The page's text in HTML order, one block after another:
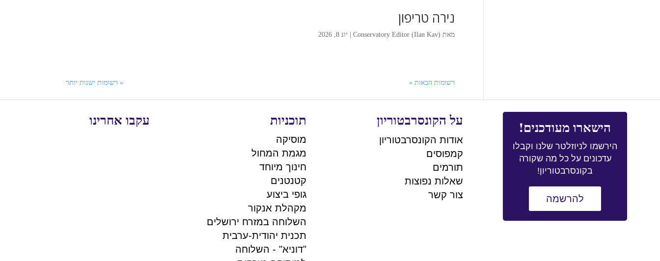
נירה טריפון
מאת Conservatory Editor (Ilan Kav)
| יונ 8, 2026
« רשומות ישנות יותר רשומות הבאות »
עקבו אחרינו תוכניות
מוסיקה
מגמת המחול
חינוך מיוחד
קטנטנים
גופי ביצוע
מקהלת אנקור
השלוחה במזרח ירושלים
תכנית יהודית-ערבית
"דוניא" - השלוחה
על הקונסרבטוריון
אודות הקונסרבטוריון
קמפוסים
תורמים
שאלות נפוצות
צור קשר
הישארו מעודכנים!
הירשמו לניוזלטר שלנו וקבלו
עדכונים על כל מה שקורה
בקונסרבטוריון!
להרשמה